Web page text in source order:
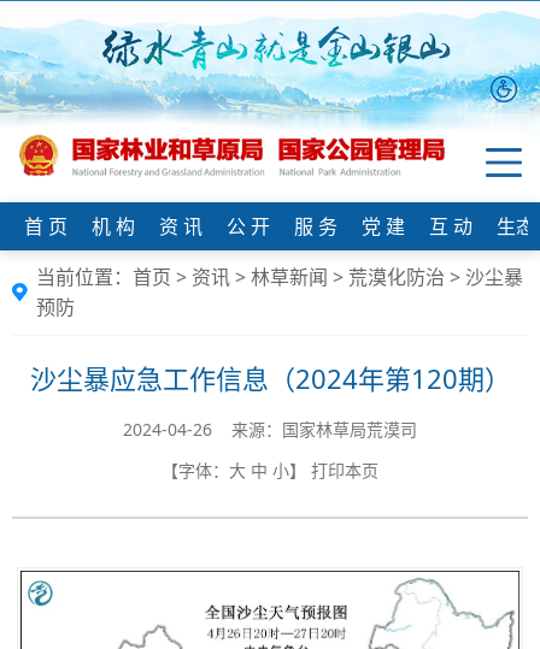
首 页 机 构 资 讯 公 开 服 务 党 建 互 动
生
当前位置： 首页 > 资讯>林草新闻 > 荒漠化防治 > 沙尘暴
预防
沙尘暴应急工作信息（2024年第120期）
2024-04-26 来源：国家林草局荒漠司
【字体： 大 中 小】 打印本页